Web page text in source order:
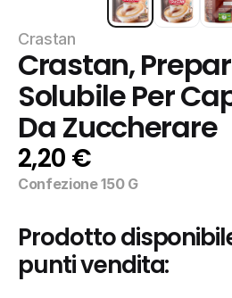
Crastan
Crastan,
Solubile Per
Da Zuccherare
2,20 €
Confezione 150 G
Prodotto
punti vendita: